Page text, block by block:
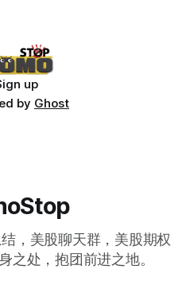
up
by Ghost
，美股聊天群，美股期权
之处，抱团前进之地。